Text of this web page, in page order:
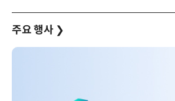
주요 행사 ❯